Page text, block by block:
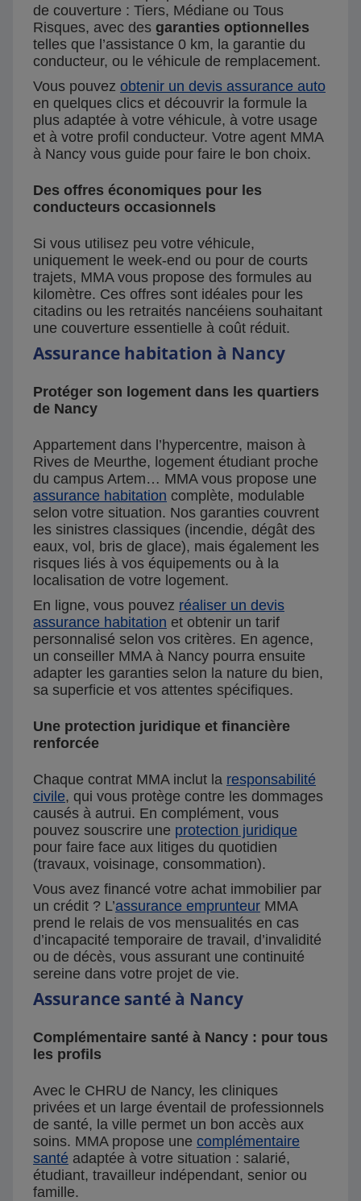
de couverture : Tiers, Médiane ou Tous
Risques, avec des garanties optionnelles
telles que l’assistance 0 km, la garantie du
conducteur, ou le véhicule de remplacement.
Vous pouvez obtenir un devis assurance auto
en quelques clics et découvrir la formule la
plus adaptée à votre véhicule, à votre usage
et à votre profil conducteur. Votre agent MMA
à Nancy vous guide pour faire le bon choix.
Des offres économiques pour les
conducteurs occasionnels
Si vous utilisez peu votre véhicule,
uniquement le week-end ou pour de courts
trajets, MMA vous propose des formules au
kilomètre. Ces offres sont idéales pour les
citadins ou les retraités nancéiens souhaitant
une couverture essentielle à coût réduit.
Assurance habitation à Nancy
Protéger son logement dans les quartiers
de Nancy
Appartement dans l’hypercentre, maison à
Rives de Meurthe, logement étudiant proche
du campus Artem… MMA vous propose une
assurance habitation complète, modulable
selon votre situation. Nos garanties couvrent
les sinistres classiques (incendie, dégât des
eaux, vol, bris de glace), mais également les
risques liés à vos équipements ou à la
localisation de votre logement.
En ligne, vous pouvez réaliser un devis
assurance habitation et obtenir un tarif
personnalisé selon vos critères. En agence,
un conseiller MMA à Nancy pourra ensuite
adapter les garanties selon la nature du bien,
sa superficie et vos attentes spécifiques.
Une protection juridique et financière
renforcée
Chaque contrat MMA inclut la responsabilité
civile, qui vous protège contre les dommages
causés à autrui. En complément, vous
pouvez souscrire une protection juridique
pour faire face aux litiges du quotidien
(travaux, voisinage, consommation).
Vous avez financé votre achat immobilier par
un crédit ? L’assurance emprunteur MMA
prend le relais de vos mensualités en cas
d’incapacité temporaire de travail, d’invalidité
ou de décès, vous assurant une continuité
sereine dans votre projet de vie.
Assurance santé à Nancy
Complémentaire santé à Nancy : pour tous
les profils
Avec le CHRU de Nancy, les cliniques
privées et un large éventail de professionnels
de santé, la ville permet un bon accès aux
soins. MMA propose une complémentaire
santé adaptée à votre situation : salarié,
étudiant, travailleur indépendant, senior ou
famille.